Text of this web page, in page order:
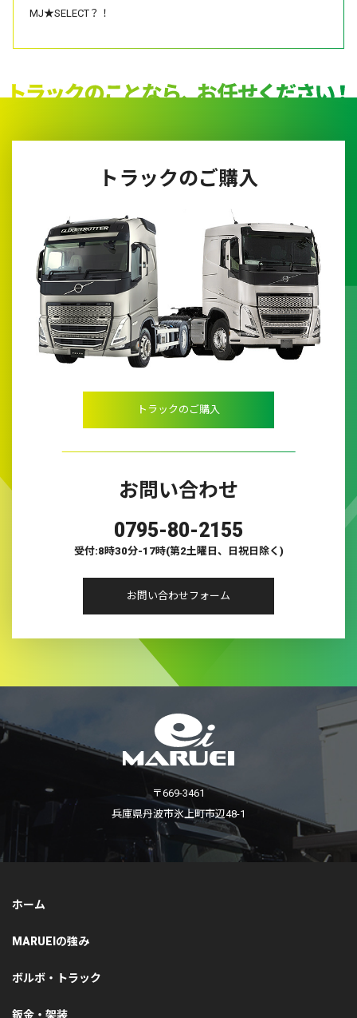
MJ★SELECT？！
トラックのご購入
トラックのご購入
お問い合わせ
0795-80-2155
受付:8時30分-17時(第2土曜日、日祝日除く)
お問い合わせフォーム
〒669-3461
兵庫県丹波市氷上町市辺48-1
ホーム
MARUEIの強み
ボルボ・トラック
鈑金・架装